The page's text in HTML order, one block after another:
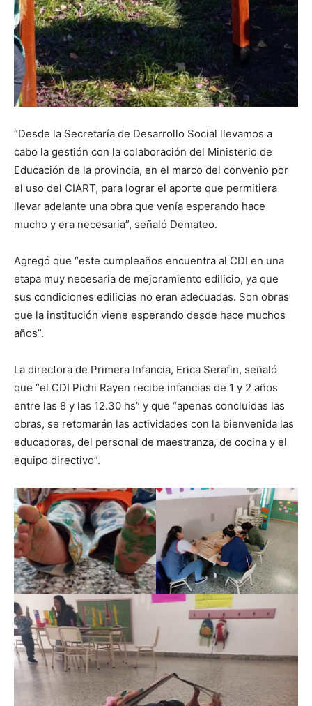
“Desde la Secretaría de Desarrollo Social llevamos a
cabo la gestión con la colaboración del Ministerio de
Educación de la provincia, en el marco del convenio por
el uso del CIART, para lograr el aporte que permitiera
llevar adelante una obra que venía esperando hace
mucho y era necesaria”, señaló Demateo.
Agregó que “este cumpleaños encuentra al CDI en una
etapa muy necesaria de mejoramiento edilicio, ya que
sus condiciones edilicias no eran adecuadas. Son obras
que la institución viene esperando desde hace muchos
años”.
La directora de Primera Infancia, Erica Serafin, señaló
que “el CDI Pichi Rayen recibe infancias de 1 y 2 años
entre las 8 y las 12.30 hs” y que “apenas concluidas las
obras, se retomarán las actividades con la bienvenida las
educadoras, del personal de maestranza, de cocina y el
equipo directivo”.